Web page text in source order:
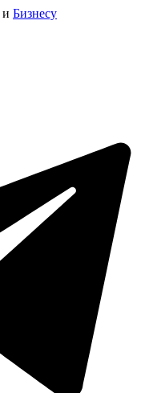
и Бизнесу